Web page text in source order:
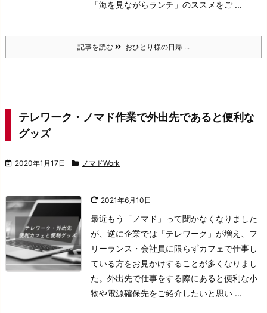
「海を見ながらランチ」のススメをご ...
記事を読む おひとり様の日帰 ...
テレワーク・ノマド作業で外出先であると便利な
グッズ
2020年1月17日 ノマドWork
2021年6月10日
最近もう「ノマド」って聞かなくなりました
が、逆に企業では「テレワーク」が増え、フ
リーランス・会社員に限らずカフェで仕事し
ている方をお見かけすることが多くなりまし
た。外出先で仕事をする際にあると便利な小
物や電源確保先をご紹介したいと思い ...